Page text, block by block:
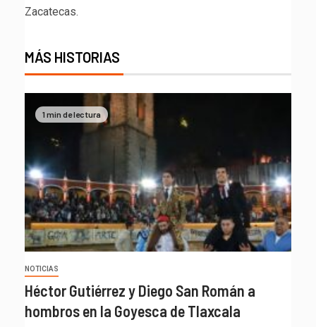
Zacatecas.
MÁS HISTORIAS
1 min de lectura
NOTICIAS
Héctor Gutiérrez y Diego San Román a
hombros en la Goyesca de Tlaxcala